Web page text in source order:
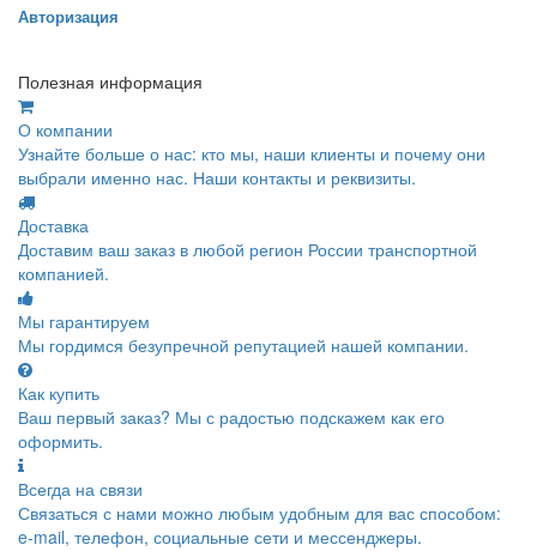
Авторизация
Полезная информация
О компании
Узнайте больше о нас: кто мы, наши клиенты и почему они
выбрали именно нас. Наши контакты и реквизиты.
Доставка
Доставим ваш заказ в любой регион России транспортной
компанией.
Мы гарантируем
Мы гордимся безупречной репутацией нашей компании.
Как купить
Ваш первый заказ? Мы с радостью подскажем как его
оформить.
Всегда на связи
Связаться с нами можно любым удобным для вас способом:
e-mail, телефон, социальные сети и мессенджеры.